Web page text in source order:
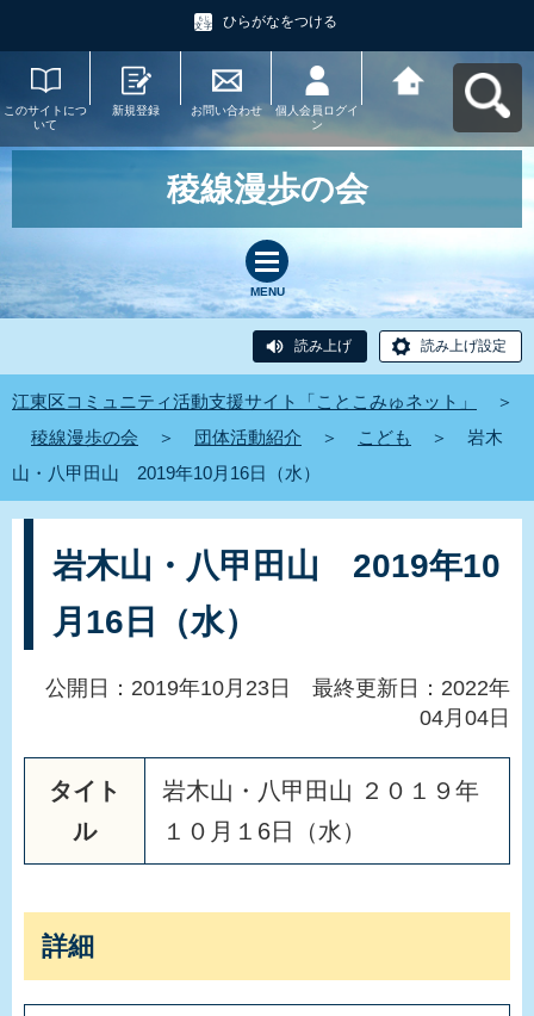
ひらがなをつける
このサイトにつ
いて
新規登録 お問い合わせ
個人会員ログイ
ン
イト「ことこみ
ゅネット」へ戻
稜線漫歩の会
MENU
読み上げ 読み上げ設定
江東区コミュニティ活動支援サイト「ことこみゅネット」
＞
稜線漫歩の会
＞ 団体活動紹介 ＞ こども ＞
岩木
山・八甲田山 2019年10月16日（水）
岩木山・八甲田山 2019年10
月16日（水）
公開日：2019年10月23日 最終更新日：2022年
04月04日
タイト
ル
岩木山 ・ 八甲 田 山 ２ ０ １ ９ 年
１ ０ 月 １ 6日 （水）
詳細